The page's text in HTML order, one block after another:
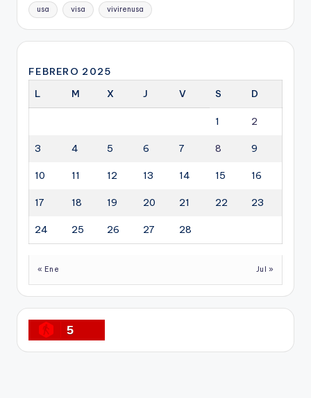
usa visa vivirenusa
FEBRERO 2025
L
M X J V S D
1 2
3 4 5 6 7 8 9
10 11 12 13 14 15 16
17 18 19 20 21 22 23
24 25 26 27 28
« Ene Jul »
5